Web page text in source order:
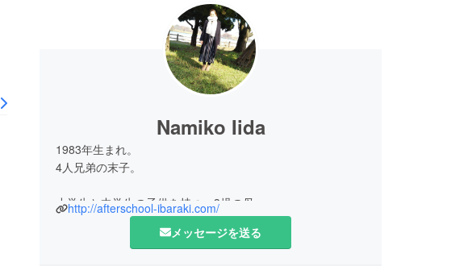
Namiko Iida
1983年生まれ。
4人兄弟の末子。
小学生と中学生の子供を持つ、3児の母。
20歳で結婚・出産をし、働きながら子育てをする。
http://afterschool-ibaraki.com/
メッセージを送る